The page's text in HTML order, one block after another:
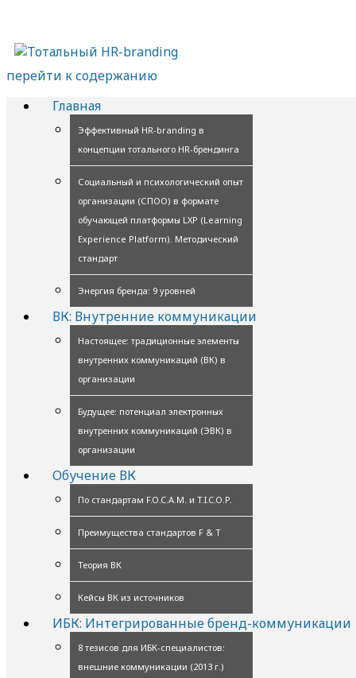
перейти к содержанию
Главная
Эффективный HR-branding в
концепции тотального HR-брендинга
Социальный и психологический опыт
организации (СПОО) в формате
обучающей платформы LXP (Learning
Experience Platform). Методический
стандарт
Энергия бренда: 9 уровней
ВК: Внутренние коммуникации
Настоящее: традиционные элементы
внутренних коммуникаций (ВК) в
организации
Будущее: потенциал электронных
внутренних коммуникаций (ЭВК) в
организации
Обучение ВК
По стандартам F.O.C.A.M. и T.I.C.O.P.
Преимущества стандартов F & T
Теория ВК
Кейсы ВК из источников
ИБК: Интегрированные бренд-коммуникации
8 тезисов для ИБК-специалистов:
внешние коммуникации (2013 г.)